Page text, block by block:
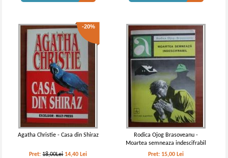
-20%
Agatha Christie - Casa din Shiraz
Pret:18,00Lei 14,40 Lei
Rodica Ojog Brasoveanu -
Moartea semneaza indescifrabil
Pret: 15,00 Lei